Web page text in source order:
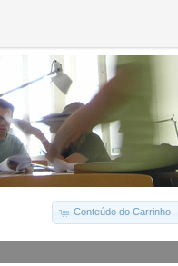
Conteúdo do Carrinho